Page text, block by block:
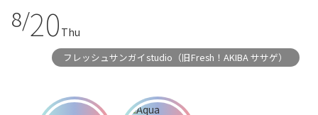
8/20 Thu
フレッシュサンガイstudio（旧Fresh！AKIBA ササゲ）